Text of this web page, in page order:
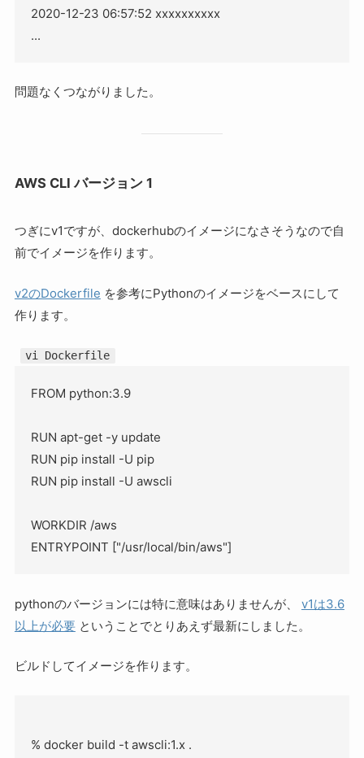
2020-12-23 06:57:52 xxxxxxxxxx
問題なくつながりました。
AWS CLI バージョン 1
つぎにv1ですが、dockerhubのイメージになさそうなので自
前でイメージを作ります。
v2のDockerfile を参考にPythonのイメージをベースにして
作ります。
vi Dockerfile
FROM python:3.9
RUN apt-get -y update
RUN pip install -U pip
RUN pip install -U awscli
WORKDIR /aws
pythonのバージョンには特に意味はありませんが、 v1は3.6
以上が必要ということでとりあえず最新にしました。
ビルドしてイメージを作ります。